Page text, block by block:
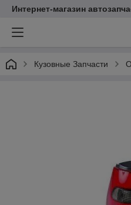
Интернет-магазин
Кузовные Запчасти